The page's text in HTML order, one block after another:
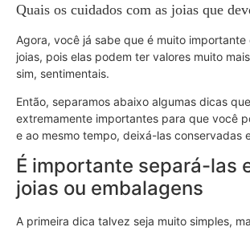
Quais os cuidados com as joias que
Agora, você já sabe que é muito importante
joias, pois elas podem ter valores muito
sim, sentimentais.
Então, separamos abaixo algumas dicas
extremamente importantes para que você
e ao mesmo tempo, deixá-las conservadas
É importante separá-las
joias ou embalagens
A primeira dica talvez seja muito simples,